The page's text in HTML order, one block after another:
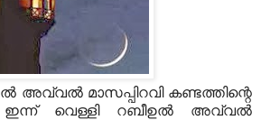
അവ്വല്‍ മാസപ്പിറവി കണ്ടത്തിന്റെ
ഇന്ന് വെള്ളി റബീഉല്‍ അവ്വല്‍